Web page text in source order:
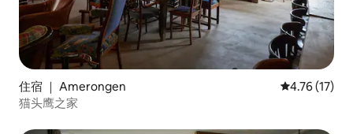
住宿 ｜ Amerongen 平均评分
4.76 (17)
猫头鹰之家